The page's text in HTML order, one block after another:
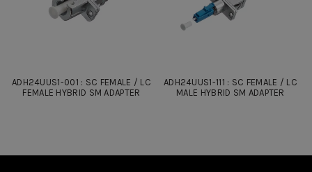
ADH24UUS1-001 : SC FEMALE / LC
FEMALE HYBRID SM ADAPTER
ADH24UUS1-111 : SC FEMALE / LC
MALE HYBRID SM ADAPTER